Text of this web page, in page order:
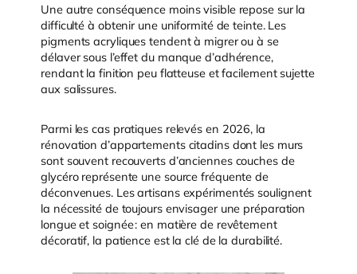
Une autre conséquence moins visible repose sur la
difficulté à obtenir une uniformité de teinte. Les
pigments acryliques tendent à migrer ou à se
délaver sous l’effet du manque d’adhérence,
rendant la finition peu flatteuse et facilement sujette
aux salissures.
Parmi les cas pratiques relevés en 2026, la
rénovation d’appartements citadins dont les murs
sont souvent recouverts d’anciennes couches de
glycéro représente une source fréquente de
déconvenues. Les artisans expérimentés soulignent
la nécessité de toujours envisager une préparation
longue et soignée : en matière de revêtement
décoratif, la patience est la clé de la durabilité.